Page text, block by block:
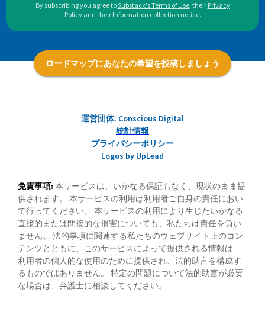
By subscribing you agree toSubstack's Terms of Use, their Privacy
Policy and their Information collection notice.
ロードマップにあなたの希望を投稿しましょう
運営団体: Conscious Digital
統計情報
プライバシーポリシー
Logos by UpLead
免責事項: 本サービスは、いかなる保証もなく、現状のまま提
供されます。 本サービスの利用は利用者ご自身の責任におい
て行ってください。 本サービスの利用により生じたいかなる
直接的または間接的な損害についても、私たちは責任を負い
ません。 法的事項に関連する私たちのウェブサイト上のコン
テンツとともに、このサービスによって提供される情報は、
利用者の個人的な使用のために提供され、法的助言を構成す
るものではありません。 特定の問題について法的助言が必要
な場合は、弁護士に相談してください。